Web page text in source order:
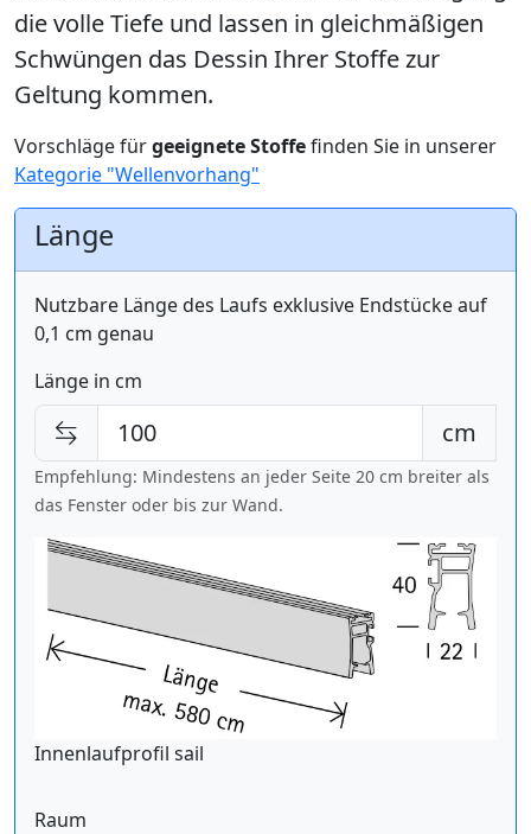
die volle Tiefe und lassen in gleichmäßigen
Schwüngen das Dessin Ihrer Stoffe zur
Geltung kommen.
Vorschläge fürgeeignete Stoffefinden Sie in unserer
Kategorie "Wellenvorhang"
Länge
Nutzbare Länge des Laufs exklusive Endstücke auf
0,1 cm genau
Länge in cm
cm
Empfehlung: Mindestens an jeder Seite 20 cm breiter als
das Fenster oder bis zur Wand.
Innenlaufprofil sail
Raum